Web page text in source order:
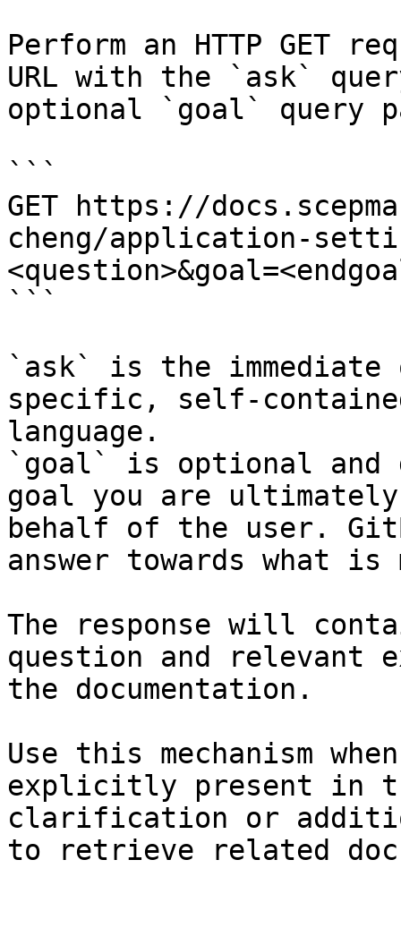
Perform an HTTP GET
URL with the `ask`
optional `goal` query
```
GET https://
cheng/application-
```
`ask` is the
specific, self-
language.
`goal` is optional and
goal you are
behalf of the user.
answer towards what
The response will
question and relevant
the documentation.
Use this mechanism
explicitly present in
clarification or